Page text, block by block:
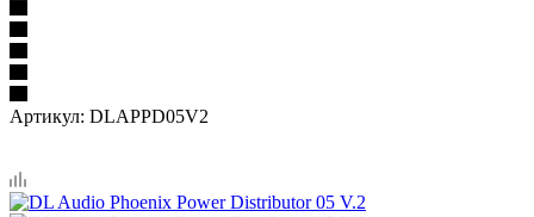
Артикул: DLAPPD05V2